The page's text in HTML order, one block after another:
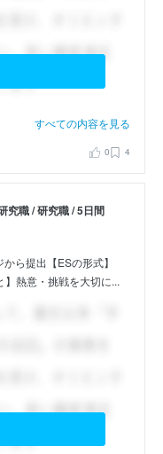
すべての内容を見る
0 4
究職 / 研究職 / 5日間
ら提出【ESの形式】
熱意・挑戦を大切に...